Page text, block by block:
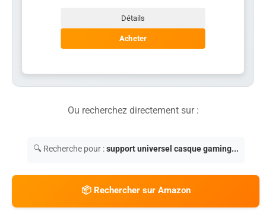
Détails
Acheter
Ou recherchez directement sur :
🔍 Recherche pour :support universel casque gaming...
📦 Rechercher sur Amazon